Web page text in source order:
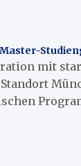
mit